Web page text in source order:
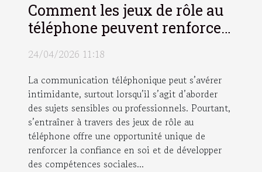
Comment les jeux de rôle au
téléphone peuvent renforcer
la confiance en soi ?
24/04/2026 11:18
La communication téléphonique peut s’avérer
intimidante, surtout lorsqu’il s’agit d’aborder
des sujets sensibles ou professionnels. Pourtant,
s’entraîner à travers des jeux de rôle au
téléphone offre une opportunité unique de
renforcer la confiance en soi et de développer
des compétences sociales...